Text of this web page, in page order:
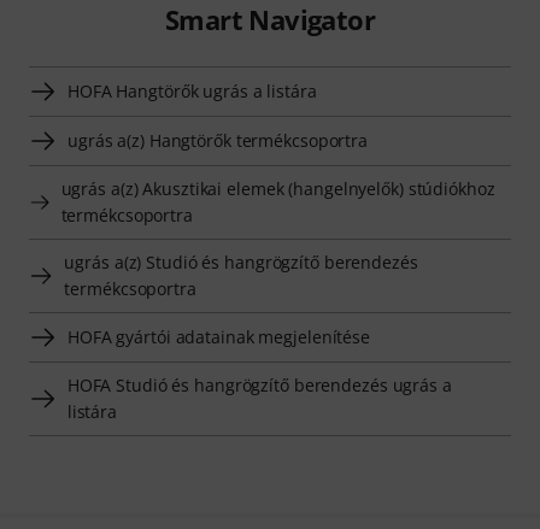
Smart Navigator
HOFA Hangtörők ugrás a listára
ugrás a(z) Hangtörők termékcsoportra
ugrás a(z) Akusztikai elemek (hangelnyelők) stúdiókhoz
termékcsoportra
ugrás a(z) Studió és hangrögzítő berendezés
termékcsoportra
HOFA gyártói adatainak megjelenítése
HOFA Studió és hangrögzítő berendezés ugrás a
listára